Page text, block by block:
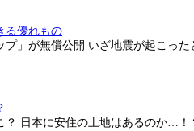
る優れもの
」が無償公開 いざ地震が起こっ
？ 日本に安住の土地はあるのか…！